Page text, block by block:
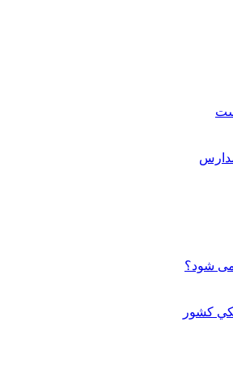
می شود؟